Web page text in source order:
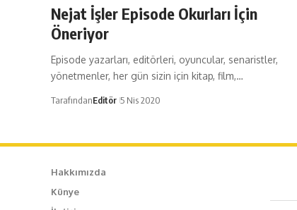
Nejat İşler Episode Okurları İçin
Öneriyor
Episode yazarları, editörleri, oyuncular, senaristler,
yönetmenler, her gün sizin için kitap, film,…
TarafındanEditör 5 Nis 2020
Hakkımızda
Künye